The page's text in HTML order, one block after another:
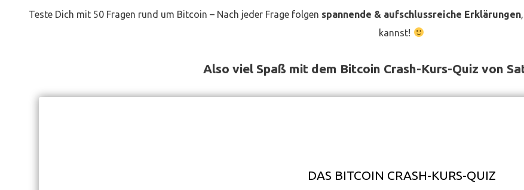
Teste Dich mit 50 Fragen rund um Bitcoin – Nach jeder Frage folgen spannende & aufschlussreiche Erklärungen
kannst!
Also viel Spaß mit dem Bitcoin Crash-Kurs-Quiz von
DAS BITCOIN CRASH-KURS-QUIZ